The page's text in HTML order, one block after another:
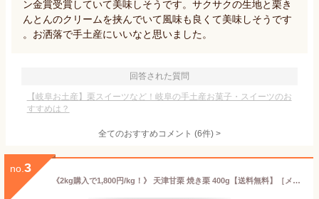
ン金賞受賞していて美味しそうです。サクサクの生地と栗き
んとんのクリームを挟んでいて風味も良くて美味しそうです
。お洒落で手土産にいいなと思いました。
回答された質問
【岐阜お土産】栗スイーツなど！岐阜の手土産お菓子・スイーツのお
すすめは？
全てのおすすめコメント (6件) >
no. 3
《2kg購入で1,800円/kg！》 天津甘栗 焼き栗 400g【送料無料】［メール便］【3～4営業日以内に出荷】国内焼き上げ 国内 焼き上げ 栗 くり クリ マロン 天津 甘栗 あまぐり 焼き栗 焼栗 殻付き 皮付き 殻 皮 無添加 砂糖不使用 水あめ不使用